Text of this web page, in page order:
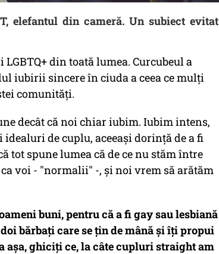
elefantul din cameră. Un subiect evitat
din toată lumea. Curcubeul a
iubirii sincere în ciuda a ceea ce mulți
comunități.
decât că noi chiar iubim. Iubim intens,
idealuri de cuplu, aceeași dorință de a fi
tot spune lumea că de ce nu stăm între
voi - "normalii" -, și noi vrem să arătăm
buni, pentru că a fi gay sau lesbiană
bărbați care se țin de mână și îți propui
așa, ghiciți ce, la câte cupluri straight am